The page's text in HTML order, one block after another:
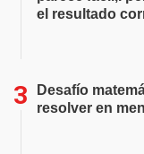
el resultado
Desafío
resolver en